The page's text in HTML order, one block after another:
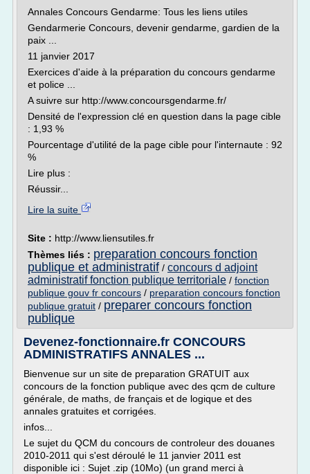
Annales Concours Gendarme: Tous les liens utiles
Gendarmerie Concours, devenir gendarme, gardien de la
paix ...
11 janvier 2017
Exercices d'aide à la préparation du concours gendarme
et police ...
A suivre sur http://www.concoursgendarme.fr/
Densité de l'expression clé en question dans la page cible
: 1,93 %
Pourcentage d'utilité de la page cible pour l'internaute : 92
%
Lire plus :
Réussir...
Lire la suite
Site : http://www.liensutiles.fr
Thèmes liés : preparation concours fonction
publique et administratif / concours d adjoint
administratif fonction publique territoriale / fonction
publique gouv fr concours / preparation concours fonction
publique gratuit / preparer concours fonction
publique
Devenez-fonctionnaire.fr CONCOURS
ADMINISTRATIFS ANNALES ...
Bienvenue sur un site de preparation GRATUIT aux
concours de la fonction publique avec des qcm de culture
générale, de maths, de français et de logique et des
annales gratuites et corrigées.
infos...
Le sujet du QCM du concours de controleur des douanes
2010-2011 qui s'est déroulé le 11 janvier 2011 est
disponible ici : Sujet .zip (10Mo) (un grand merci à